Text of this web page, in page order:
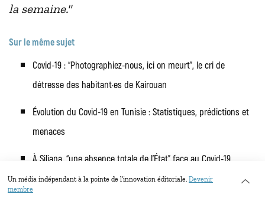
la semaine."
Sur le même sujet
Covid-19 : “Photographiez-nous, ici on meurt”, le cri de
détresse des habitant·es de Kairouan
Évolution du Covid-19 en Tunisie : Statistiques, prédictions et
menaces
À Siliana, “une absence totale de l'État” face au Covid-19
Un média indépendant à la pointe de l’innovation éditoriale. Devenir
membre